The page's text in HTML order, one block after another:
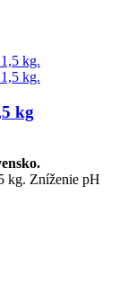
kg
kg. Zníženie pH